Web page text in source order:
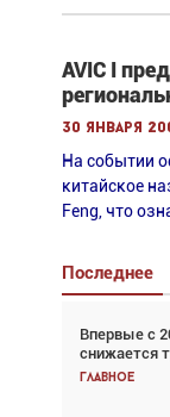
AVIC I
30 января
На событии
китайское
Feng, что
Последнее
Впервые с
снижается
Главное
Взгляд с
Главное